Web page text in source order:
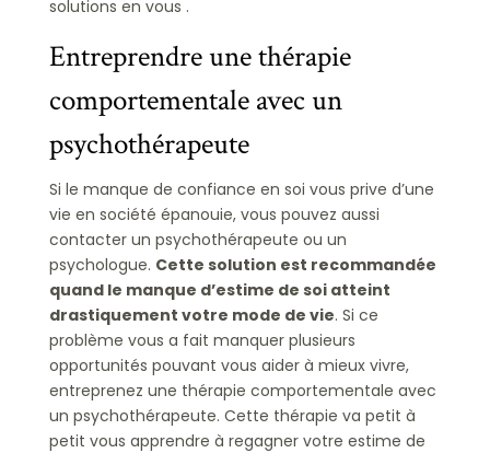
solutions en vous .
Entreprendre une thérapie
comportementale avec un
psychothérapeute
Si le manque de confiance en soi vous prive d’une
vie en société épanouie, vous pouvez aussi
contacter un psychothérapeute ou un
psychologue. Cette solution est recommandée
quand le manque d’estime de soi atteint
drastiquement votre mode de vie. Si ce
problème vous a fait manquer plusieurs
opportunités pouvant vous aider à mieux vivre,
entreprenez une thérapie comportementale avec
un psychothérapeute. Cette thérapie va petit à
petit vous apprendre à regagner votre estime de